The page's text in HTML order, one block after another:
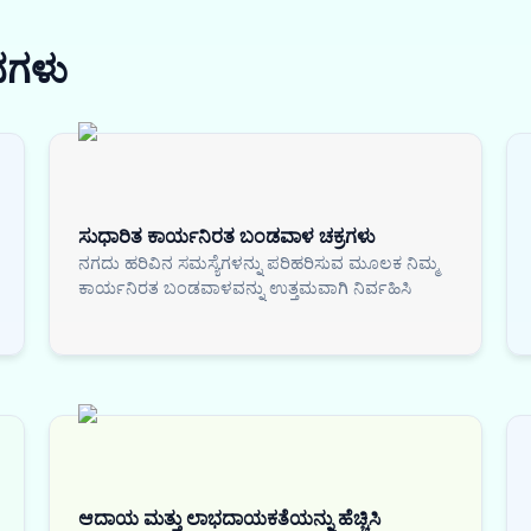
ಸುಧಾರಿತ ಕಾರ್ಯನಿರತ ಬಂಡವಾಳ ಚಕ್ರಗಳು
ನಗದು ಹರಿವಿನ ಸಮಸ್ಯೆಗಳನ್ನು ಪರಿಹರಿಸುವ ಮೂಲಕ ನಿಮ್ಮ
ಕಾರ್ಯನಿರತ ಬಂಡವಾಳವನ್ನು ಉತ್ತಮವಾಗಿ ನಿರ್ವಹಿಸಿ
ಆದಾಯ ಮತ್ತು ಲಾಭದಾಯಕತೆಯನ್ನು ಹೆಚ್ಚಿಸಿ